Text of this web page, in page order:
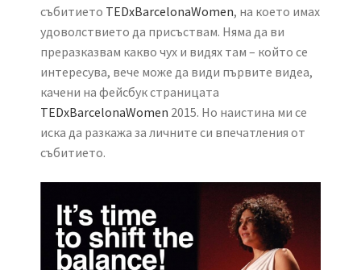
събитието TEDxBarcelonaWomen, на което имах
удоволствието да присъствам. Няма да ви
преразказвам какво чух и видях там – който се
интересува, вече може да види първите видеа,
качени на фейсбук страницата
TEDxBarcelonaWomen 2015. Но наистина ми се
иска да разкажа за личните си впечатления от
събитието.